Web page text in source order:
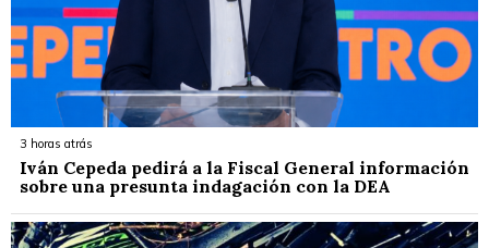
3 horas atrás
Iván Cepeda pedirá a la Fiscal General información
sobre una presunta indagación con la DEA